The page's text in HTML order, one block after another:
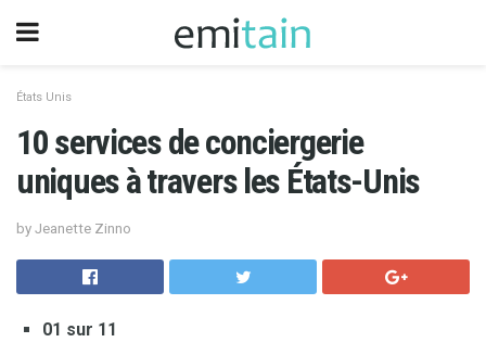
États Unis
10 services de conciergerie
uniques à travers les États-Unis
by Jeanette Zinno
01 sur 11